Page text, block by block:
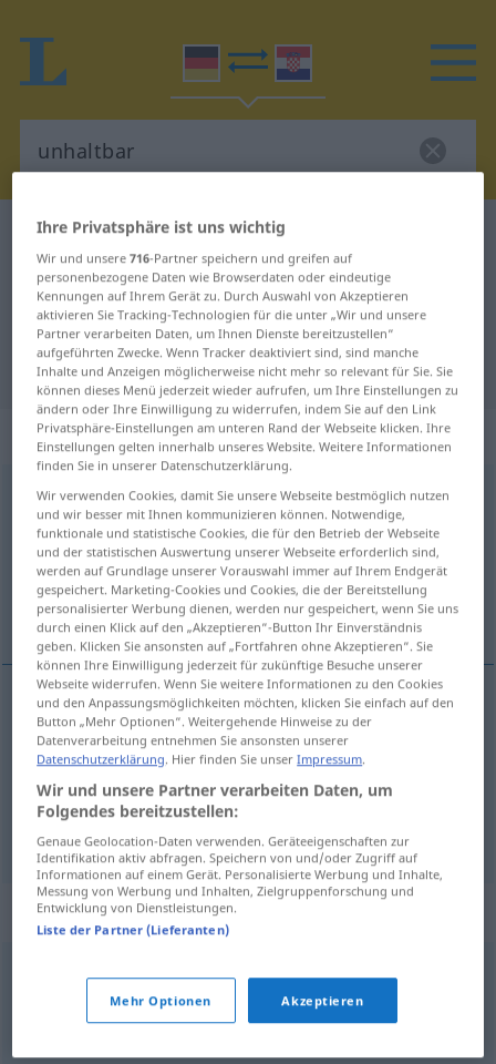
Deutsch-Kroatisch Wörterbuch
Deutsch-Kroatisch Übersetzung für
"unhaltbar"
"unhaltbar" Kroatisch Übersetzung
„unhaltbar“: Adjektiv
unhaltbaradj
Übersicht aller Übersetzungen
(Für mehr Details die Übersetzung anklicken/antippen)
neodrživ, neobranjiv, nepodnošljiv
neodrživ unhaltbarBehauptung
neobranjiv unhaltbar Torschuss
nepodnošljiv unhaltbar Zustände
Synonyme für "unhaltbar"
unbegründet,hinfällig,gegenstandslos haltlos
Ihre Privatsphäre ist uns wichtig
Wir und unsere716-Partner speichern und greifen auf
personenbezogene Daten wie Browserdaten oder eindeutige
Kennungen auf Ihrem Gerät zu. Durch Auswahl von Akzeptieren
aktivieren Sie Tracking-Technologien für die unter „Wir und unsere
Partner verarbeiten Daten, um Ihnen Dienste bereitzustellen“
aufgeführten Zwecke. Wenn Tracker deaktiviert sind, sind manche
Inhalte und Anzeigen möglicherweise nicht mehr so relevant für Sie. Sie
können dieses Menü jederzeit wieder aufrufen, um Ihre Einstellungen zu
ändern oder Ihre Einwilligung zu widerrufen, indem Sie auf den Link
Privatsphäre-Einstellungen am unteren Rand der Webseite klicken. Ihre
Einstellungen gelten innerhalb unseres Website. Weitere Informationen
finden Sie in unserer Datenschutzerklärung.
Wir verwenden Cookies, damit Sie unsere Webseite bestmöglich nutzen
und wir besser mit Ihnen kommunizieren können. Notwendige,
funktionale und statistische Cookies, die für den Betrieb der Webseite
und der statistischen Auswertung unserer Webseite erforderlich sind,
werden auf Grundlage unserer Vorauswahl immer auf Ihrem Endgerät
gespeichert. Marketing-Cookies und Cookies, die der Bereitstellung
personalisierter Werbung dienen, werden nur gespeichert, wenn Sie uns
durch einen Klick auf den „Akzeptieren“-Button Ihr Einverständnis
geben. Klicken Sie ansonsten auf „Fortfahren ohne Akzeptieren“. Sie
können Ihre Einwilligung jederzeit für zukünftige Besuche unserer
Webseite widerrufen. Wenn Sie weitere Informationen zu den Cookies
und den Anpassungsmöglichkeiten möchten, klicken Sie einfach auf den
Button „Mehr Optionen“. Weitergehende Hinweise zu der
Datenverarbeitung entnehmen Sie ansonsten unserer
Datenschutzerklärung. Hier finden Sie unserImpressum.
Wir und unsere Partner verarbeiten Daten, um
Folgendes bereitzustellen:
Genaue Geolocation-Daten verwenden. Geräteeigenschaften zur
Identifikation aktiv abfragen. Speichern von und/oder Zugriff auf
Informationen auf einem Gerät. Personalisierte Werbung und Inhalte,
Messung von Werbung und Inhalten, Zielgruppenforschung und
Entwicklung von Dienstleistungen.
Liste der Partner (Lieferanten)
Mehr Optionen Akzeptieren